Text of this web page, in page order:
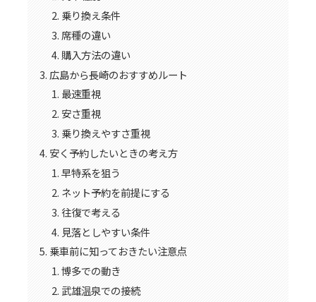
乗り換え条件
席種の違い
購入方法の違い
広島から長崎のおすすめルート
最速重視
安さ重視
乗り換えやすさ重視
安く予約したいときの考え方
早特系を狙う
ネット予約を前提にする
往復で考える
見落としやすい条件
乗車前に知っておきたい注意点
博多での動き
武雄温泉での接続